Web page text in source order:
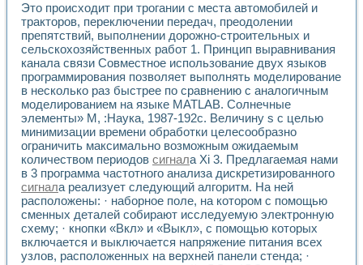
Оборудование для промышленной термотрансферной
Автоматизация реометрических исследований на базе
Применение измерителя иммитанса для исследова¬ния
Исследование электромагнитных переходных процессов
Стенд для исследования электрических переходных
Автоматизация контроля сварных швов на базе
Измерительный контроль с применением
Моделирование надежности и эффективности систем
Лабораторные практикумы и учебные стенды
Автоматизация лабораторного стенда по измерению
Автоматизированные лабораторные комплексы для
Виртуальный прибор для исследования нелинейных
Использование виртуальных приборов в процесе
Использование программ ELECTRONICS WORKBENCH-
Лабораторный практикум по дисциплине «Цифровые
Лабораторный практикум по ИНС на основе LabVIEW
Лабораторный практикум по основам теории коммутации
Это происходит при трогании с места автомобилей и
тракторов, переключении передач, преодолении
препятствий, выполнении дорожно-строительных и
сельскохозяйственных работ 1. Принцип выравнивания
канала связи Совместное использование двух языков
программирования позволяет выполнять моделирование
в несколько раз быстрее по сравнению с аналогичным
моделированием на языке MATLAB. Солнечные
элементы» М, :Наука, 1987-192с. Величину s с целью
минимизации времени обработки целесообразно
ограничить максимально возможным ожидаемым
количеством периодов сигнала Xi 3. Предлагаемая нами
в 3 программа частотного анализа дискретизированного
сигнала реализует следующий алгоритм. На ней
расположены: · наборное поле, на котором с помощью
сменных деталей собирают исследуемую электронную
схему; · кнопки «Вкл» и «Выкл», с помощью которых
включается и выключается напряжение питания всех
узлов, расположенных на верхней панели стенда; ·